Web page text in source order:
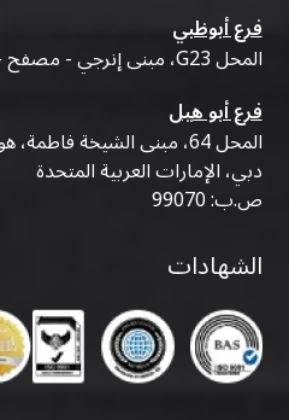
فرع أبوظبي
المحل G23، مبنى إنرجي - مصفح - M20 - أبوظبي
فرع أبو هيل
المحل 64، مبنى الشيخة
دبي، الإمارات العربية المتحدة
ص.ب: 99070
الشهادات